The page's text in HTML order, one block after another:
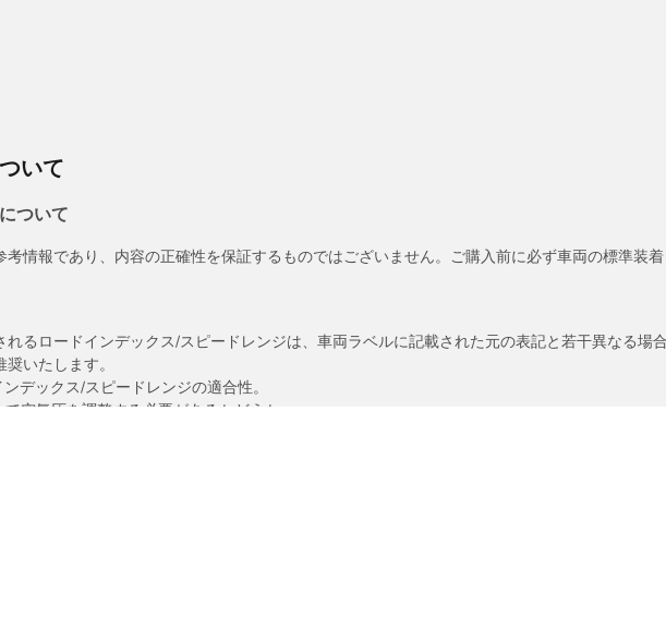
いて
ついて
考情報であり、内容の正確性を保証するものではございません。ご購入前に必ず車両の標準装
れるロードインデックス/スピードレンジは、車両ラベルに記載された元の表記と若干異なる場
奨いたします。
デックス/スピードレンジの適合性。
空気圧を調整する必要があるかどうか。